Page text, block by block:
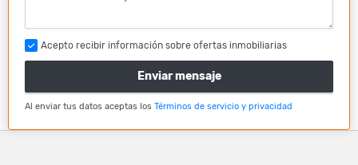
Acepto recibir información sobre ofertas inmobiliarias
Enviar mensaje
Al enviar tus datos aceptas los Términos de servicio y privacidad